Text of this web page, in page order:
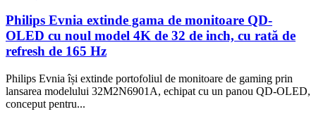
Philips Evnia extinde gama de monitoare QD-
OLED cu noul model 4K de 32 de inch, cu rată de
refresh de 165 Hz
Philips Evnia își extinde portofoliul de monitoare de gaming prin
lansarea modelului 32M2N6901A, echipat cu un panou QD-OLED,
conceput pentru...